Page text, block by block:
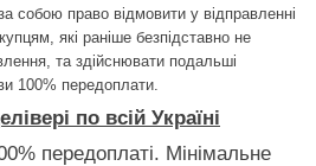
собою право відмовити у відправленні
які раніше безпідставно не
та здійснювати подальші
100% передоплати.
по всій Україні
передоплаті. Мінімальне